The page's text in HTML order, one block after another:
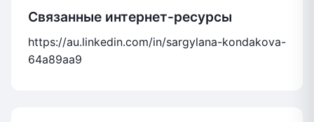
Связанные интернет-ресурсы
https://au.linkedin.com/in/sargylana-kondakova-
64a89aa9